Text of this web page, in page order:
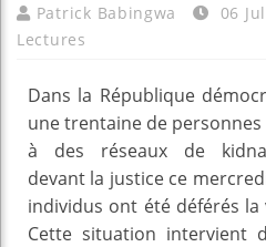
Patrick Babingwa 06
Lectures
Dans la République
une trentaine de
à des réseaux de
devant la justice ce
individus ont été déférés
Cette situation intervient